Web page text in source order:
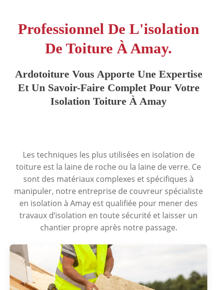
Professionnel De L'isolation
De Toiture À Amay.
Ardotoiture Vous Apporte Une Expertise
Et Un Savoir-Faire Complet Pour Votre
Isolation Toiture À Amay
Les techniques les plus utilisées en isolation de
toiture est la laine de roche ou la laine de verre. Ce
sont des matériaux complexes et spécifiques à
manipuler, notre entreprise de couvreur spécialiste
en isolation à Amay est qualifiée pour mener des
travaux d’isolation en toute sécurité et laisser un
chantier propre après notre passage.